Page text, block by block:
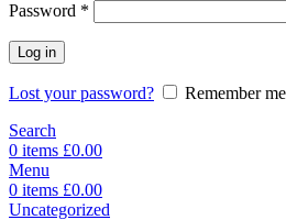
Password *
Log in
Lost your password?
Remember me
Search
0 items £0.00
Menu
0 items £0.00
Uncategorized